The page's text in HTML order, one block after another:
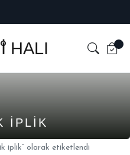
HALI
IPLIK
iplik” olarak etiketlendi